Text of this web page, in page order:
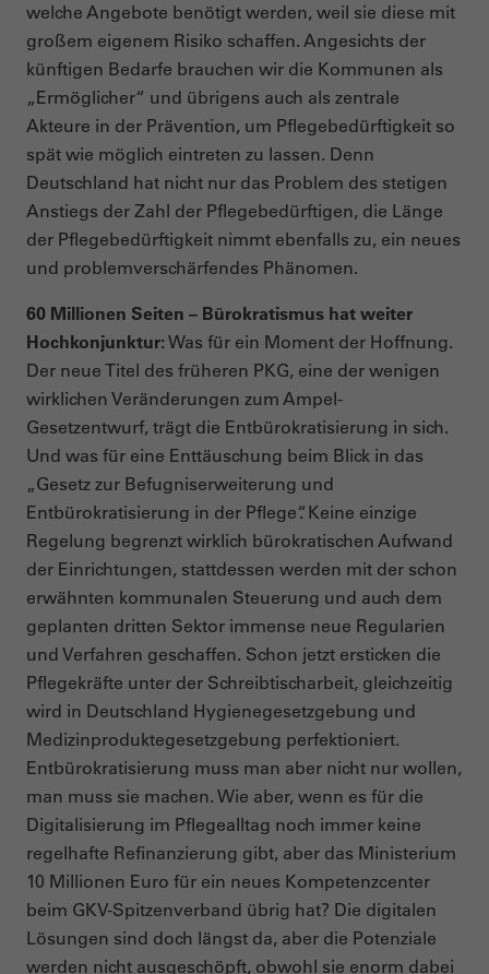
welche Angebote benötigt werden, weil sie diese mit
großem eigenem Risiko schaffen. Angesichts der
künftigen Bedarfe brauchen wir die Kommunen als
„Ermöglicher“ und übrigens auch als zentrale
Akteure in der Prävention, um Pflegebedürftigkeit so
spät wie möglich eintreten zu lassen. Denn
Deutschland hat nicht nur das Problem des stetigen
Anstiegs der Zahl der Pflegebedürftigen, die Länge
der Pflegebedürftigkeit nimmt ebenfalls zu, ein neues
und problemverschärfendes Phänomen.
60 Millionen Seiten – Bürokratismus hat weiter
Hochkonjunktur: Was für ein Moment der Hoffnung.
Der neue Titel des früheren PKG, eine der wenigen
wirklichen Veränderungen zum Ampel-
Gesetzentwurf, trägt die Entbürokratisierung in sich.
Und was für eine Enttäuschung beim Blick in das
„Gesetz zur Befugniserweiterung und
Entbürokratisierung in der Pflege“. Keine einzige
Regelung begrenzt wirklich bürokratischen Aufwand
der Einrichtungen, stattdessen werden mit der schon
erwähnten kommunalen Steuerung und auch dem
geplanten dritten Sektor immense neue Regularien
und Verfahren geschaffen. Schon jetzt ersticken die
Pflegekräfte unter der Schreibtischarbeit, gleichzeitig
wird in Deutschland Hygienegesetzgebung und
Medizinproduktegesetzgebung perfektioniert.
Entbürokratisierung muss man aber nicht nur wollen,
man muss sie machen. Wie aber, wenn es für die
Digitalisierung im Pflegealltag noch immer keine
regelhafte Refinanzierung gibt, aber das Ministerium
10 Millionen Euro für ein neues Kompetenzcenter
beim GKV-Spitzenverband übrig hat? Die digitalen
Lösungen sind doch längst da, aber die Potenziale
werden nicht ausgeschöpft, obwohl sie enorm dabei